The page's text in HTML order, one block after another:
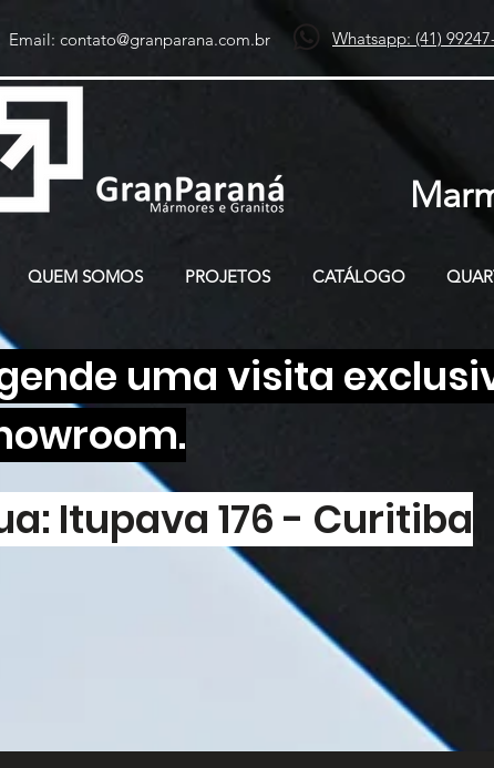
Email: contato@granparana.com.br Whatsapp: (41)
QUEM SOMOS PROJETOS CATÁLOGO
uma visita
Itupava 176 - Curitiba